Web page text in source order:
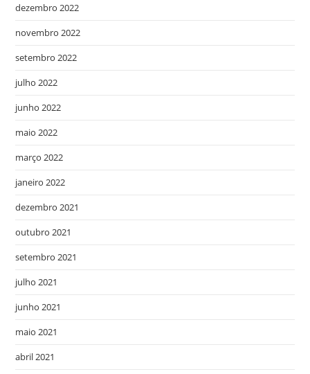
dezembro 2022
novembro 2022
setembro 2022
julho 2022
junho 2022
maio 2022
março 2022
janeiro 2022
dezembro 2021
outubro 2021
setembro 2021
julho 2021
junho 2021
maio 2021
abril 2021